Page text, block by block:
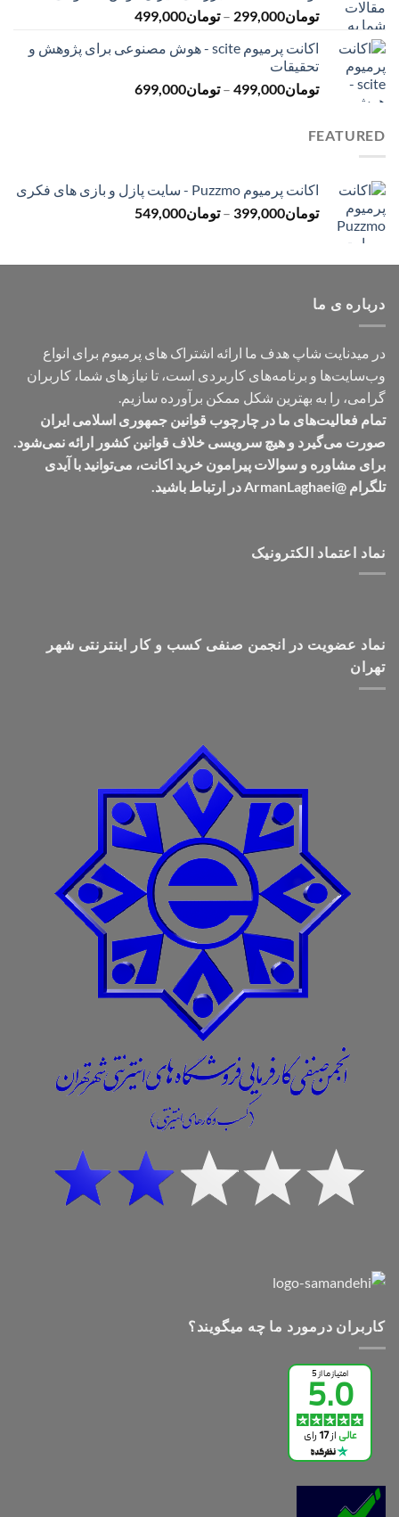
تومان499,000
تومان299,000
– تومان499,000محدوده
تومان299,000
تومان499,000
اکانت پرمیوم scite - هوش مصنوعی برای پژوهش و
تحقیقات
تومان499,000
– تومان699,000محدوده
FEATURED
اکانت پرمیوم Puzzmo - سایت پازل و بازی های فکری
تومان399,000
– تومان549,000
تا
درباره ی ما
در میدنایت شاپ هدف ما ارائه اشتراک های پرمیوم برای انواع
وب‌سایت‌ها و برنامه‌های کاربردی است، تا نیازهای شما، کاربران
گرامی، را به بهترین شکل ممکن برآورده سازیم.
تمام فعالیت‌های ما در چارچوب قوانین جمهوری اسلامی ایران
صورت می‌گیرد و هیچ سرویسی خلاف قوانین کشور ارائه نمی‌شود.
برای مشاوره و سوالات پیرامون خرید اکانت، می‌توانید با آیدی
تلگرام @ArmanLaghaei در ارتباط باشید.
نماد اعتماد الکترونیک
نماد عضویت در انجمن صنفی کسب و کار اینترنتی شهر
تهران
کاربران درمورد ما چه میگویند؟